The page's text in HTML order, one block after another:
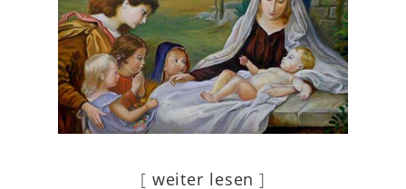
[ weiter lesen ]